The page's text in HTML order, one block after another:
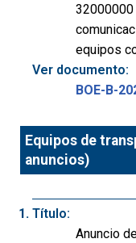
equipos
Ver documento:
BOE-B-
Equipos de
anuncios)
Título:
Anuncio